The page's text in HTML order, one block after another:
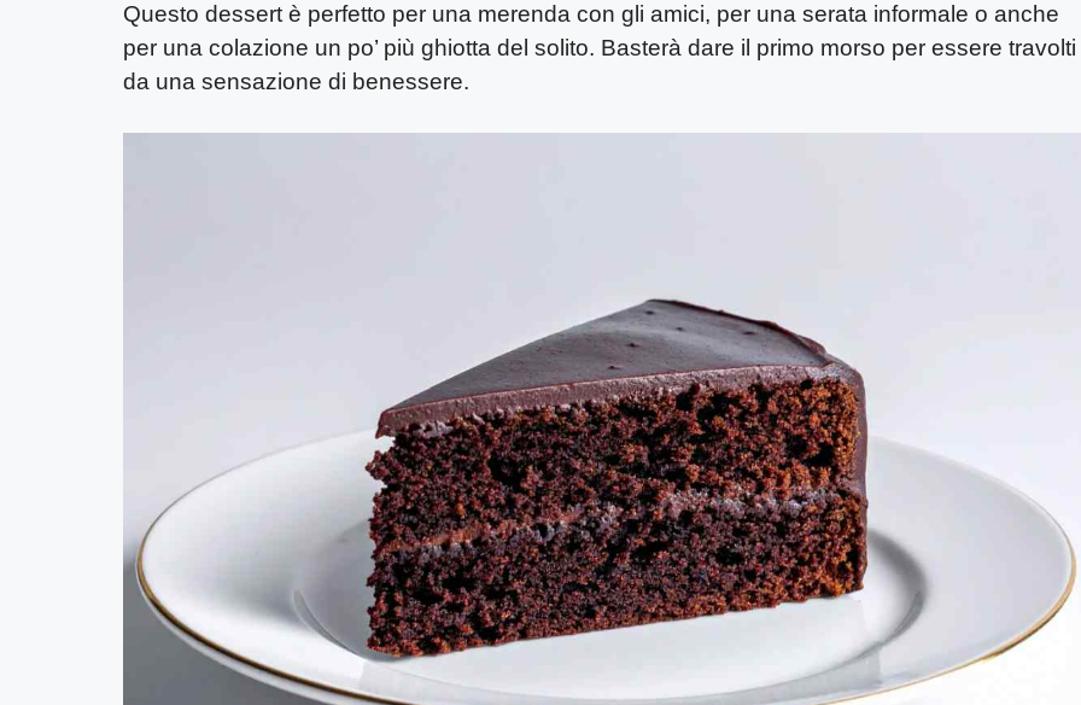
Questo dessert è perfetto per una merenda con gli amici, per una serata informale o anche
per una colazione un po’ più ghiotta del solito. Basterà dare il primo morso per essere travolti
da una sensazione di benessere.